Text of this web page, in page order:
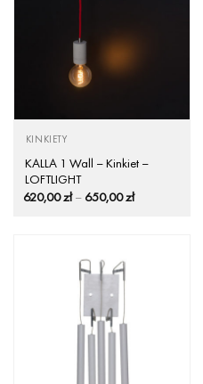
KINKIETY
KALLA 1 Wall – Kinkiet –
LOFTLIGHT
620,00zł – 650,00złZakres